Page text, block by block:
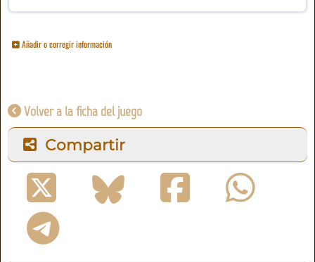
Añadir o corregir información
Volver a la ficha del juego
Compartir